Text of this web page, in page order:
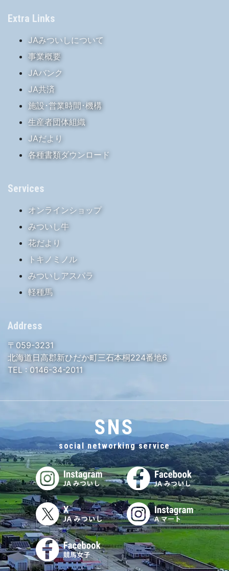
Extra Links
JAみついしについて
事業概要
JAバンク
JA共済
施設･営業時間･機構
生産者団体組織
JAだより
各種書類ダウンロード
Services
オンラインショップ
みついし牛
花だより
トキノミノル
みついしアスパラ
軽種馬
Address
〒059-3231
北海道日高郡新ひだか町三石本桐224番地6
TEL : 0146-34-2011
SNS
social networking service